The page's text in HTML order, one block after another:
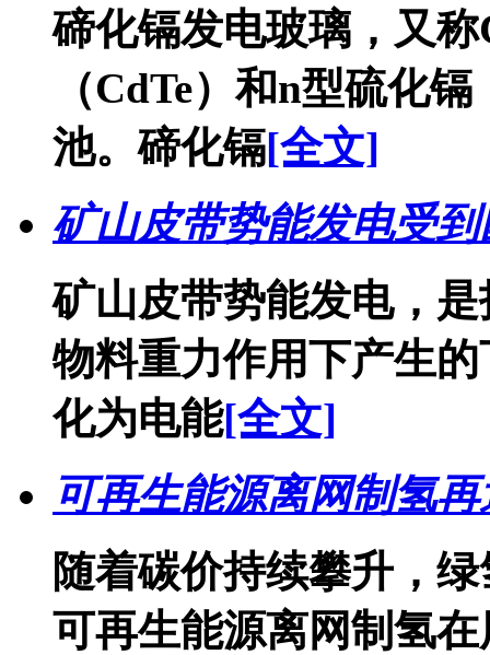
碲化镉发电玻璃，又
（CdTe）和n型硫化
池。碲化镉[全文]
矿山皮带势能发电受
矿山皮带势能发电，
物料重力作用下产生
化为电能[全文]
可再生能源离网制氢
随着碳价持续攀升，
可再生能源离网制氢